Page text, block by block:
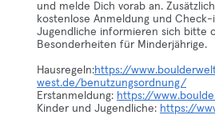
und melde Dich vorab an.
kostenlose Anmeldung und
Jugendliche informieren sich bitte
Besonderheiten für Minderjährige.
Hausregeln:https://
west.de/benutzungsordnung/
Erstanmeldung: https://
Kinder und Jugendliche: https://